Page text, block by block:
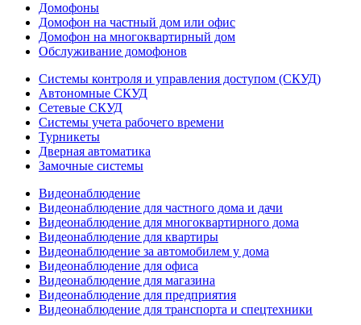
Домофоны
Домофон на частный дом или офис
Домофон на многоквартирный дом
Обслуживание домофонов
Системы контроля и управления доступом (СКУД)
Автономные СКУД
Сетевые СКУД
Системы учета рабочего времени
Турникеты
Дверная автоматика
Замочные системы
Видеонаблюдение
Видеонаблюдение для частного дома и дачи
Видеонаблюдение для многоквартирного дома
Видеонаблюдение для квартиры
Видеонаблюдение за автомобилем у дома
Видеонаблюдение для офиса
Видеонаблюдение для магазина
Видеонаблюдение для предприятия
Видеонаблюдение для транспорта и спецтехники